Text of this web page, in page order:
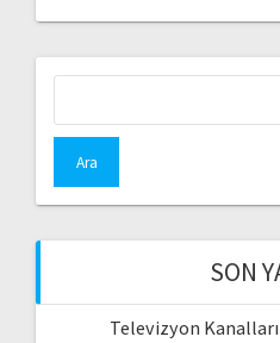
SON
Televizyon